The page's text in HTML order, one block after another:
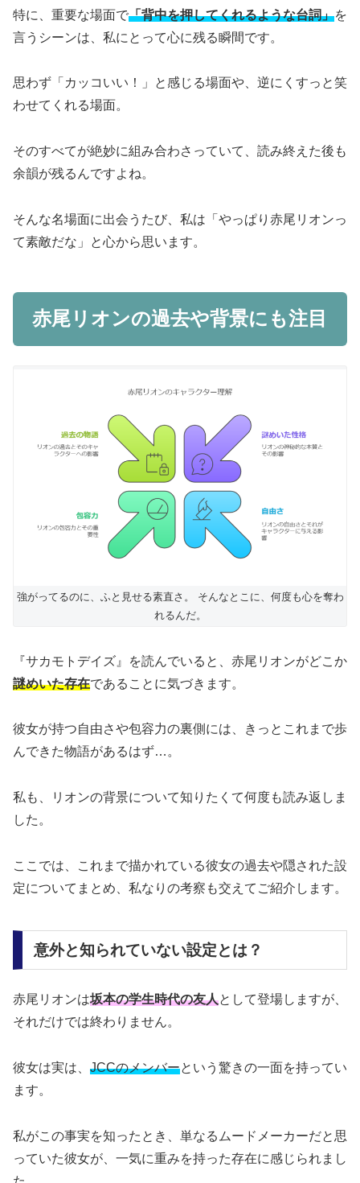
特に、重要な場面で「背中を押してくれるような台詞」を
言うシーンは、私にとって心に残る瞬間です。
思わず「カッコいい！」と感じる場面や、逆にくすっと笑
わせてくれる場面。
そのすべてが絶妙に組み合わさっていて、読み終えた後も
余韻が残るんですよね。
そんな名場面に出会うたび、私は「やっぱり赤尾リオンっ
て素敵だな」と心から思います。
赤尾リオンの過去や背景にも注目
強がってるのに、ふと見せる素直さ。 そんなとこに、何度も心を奪わ
れるんだ。
『サカモトデイズ』を読んでいると、赤尾リオンがどこか
謎めいた存在であることに気づきます。
彼女が持つ自由さや包容力の裏側には、きっとこれまで歩
んできた物語があるはず…。
私も、リオンの背景について知りたくて何度も読み返しま
した。
ここでは、これまで描かれている彼女の過去や隠された設
定についてまとめ、私なりの考察も交えてご紹介します。
意外と知られていない設定とは？
赤尾リオンは坂本の学生時代の友人として登場しますが、
それだけでは終わりません。
彼女は実は、 JCCのメンバーという驚きの一面を持ってい
ます。
私がこの事実を知ったとき、単なるムードメーカーだと思
っていた彼女が、一気に重みを持った存在に感じられまし